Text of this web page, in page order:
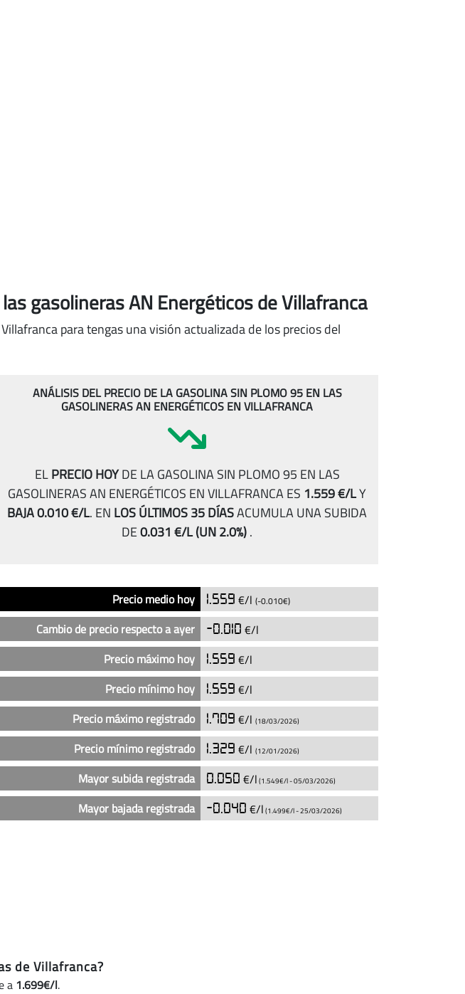
gasolineras AN Energéticos de Villafranca
para tengas una visión actualizada de los precios del
ANÁLISIS DEL PRECIO DE LA GASOLINA SIN PLOMO 95 EN LAS
GASOLINERAS AN ENERGÉTICOS EN VILLAFRANCA
ELPRECIO HOYDE LA GASOLINA SIN PLOMO 95 EN LAS
GASOLINERAS AN ENERGÉTICOS EN VILLAFRANCA ES 1.559 €/LY
BAJA 0.010 €/L. EN LOS ÚLTIMOS 35 DÍASACUMULA UNA SUBIDA
DE0.031 €/L(UN 2.0%).
Precio medio hoy 1.559 €/l (-0.010€)
Cambio de precio respecto a ayer -0.010 €/l
Precio máximo hoy
1.559 €/l
Precio mínimo hoy
1.559 €/l
Precio máximo registrado
1.709 €/l (18/03/2026)
Precio mínimo registrado 1.329 €/l (12/01/2026)
Mayor subida registrada 0.050 €/l (1.549€/l -05/03/2026)
Mayor bajada registrada -0.040 €/l (1.499€/l -25/03/2026)
de Villafranca?
a 1.699€/l.